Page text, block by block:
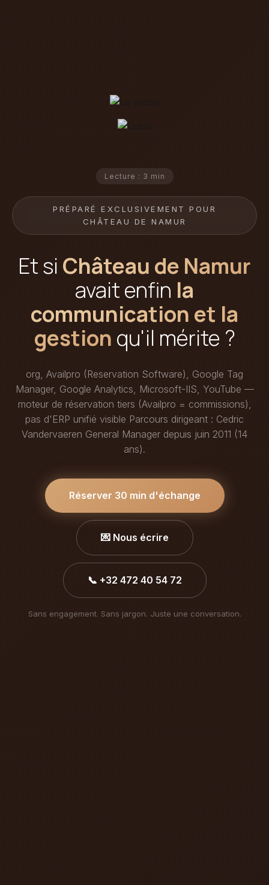
Lecture : 3 min
PRÉPARÉ EXCLUSIVEMENT POUR
CHÂTEAU DE NAMUR
Et si Château de Namur
avait enfin la
communication et la
gestion qu'il mérite ?
org, Availpro (Reservation Software), Google Tag
Manager, Google Analytics, Microsoft-IIS, YouTube —
moteur de réservation tiers (Availpro = commissions),
pas d'ERP unifié visible Parcours dirigeant : Cedric
Vandervaeren General Manager depuis juin 2011 (14
ans).
Réserver 30 min d'échange
💌 Nous écrire
📞 +32 472 40 54 72
Sans engagement. Sans jargon. Juste une conversation.